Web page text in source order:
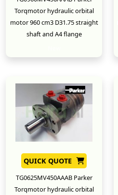
Torqmotor hydraulic orbital
motor 960 cm3 D31.75 straight
shaft and A4 flange
QUICK QUOTE
TG0625MV450AAAB Parker
Torqmotor hydraulic orbital